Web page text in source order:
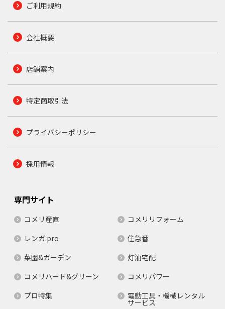
ご利用規約
会社概要
店舗案内
特定商取引法
プライバシーポリシー
採用情報
専門サイト
コメリ産直
コメリリフォーム
レンガ.pro
住急番
菜園&ガーデン
灯油宅配
コメリハード&グリーン
コメリパワー
プロ特集
電動工具・機械レンタル
サービス